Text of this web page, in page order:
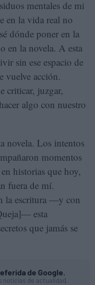
mentales de mi
en la vida real no
dónde poner en la
en la novela. A esta
sin ese espacio de
vuelve acción.
criticar, juzgar,
algo con nuestro
novela. Los intentos
momentos
historias que hoy,
fuera de mí.
la escritura —y con
esta
que jamás se
de Google.
de actualidad.